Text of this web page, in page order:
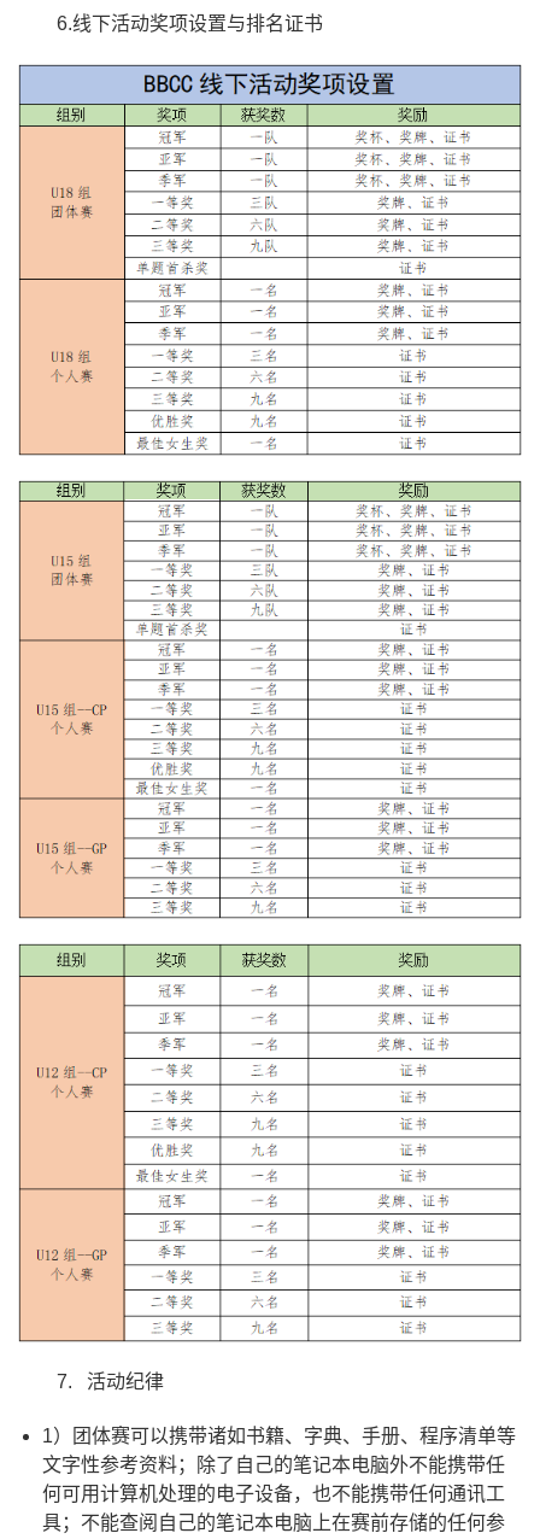
6.线下活动奖项设置与排名证书
7. 活动纪律
1）团体赛可以携带诸如书籍、字典、手册、程序清单等
文字性参考资料；除了自己的笔记本电脑外不能携带任
何可用计算机处理的电子设备，也不能携带任何通讯工
具；不能查阅自己的笔记本电脑上在赛前存储的任何参